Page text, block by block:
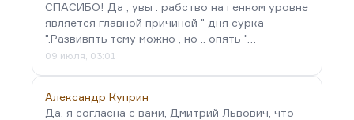
СПАСИБО! Да , увы . рабство на генном уровне
является главной причиной " дня сурка
".Развивпть тему можно , но .. опять "…
09 июля, 03:01
Александр Куприн
Да, я согласна с вами, Дмитрий Львович, что